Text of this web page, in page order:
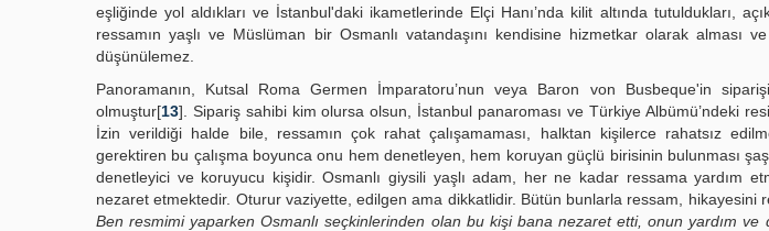
eşliğinde yol aldıkları ve İstanbul'daki ikametlerinde Elçi Hanı’nda kilit altında tutuldukları,
ressamın yaşlı ve Müslüman bir Osmanlı vatandaşını kendisine hizmetkar olarak alması
düşünülemez.
Panoramanın, Kutsal Roma Germen İmparatoru’nun veya Baron von Busbeque'in siparişi
olmuştur[13]. Sipariş sahibi kim olursa olsun, İstanbul panaroması ve Türkiye Albümü’ndeki
İzin verildiği halde bile, ressamın çok rahat çalışamaması, halktan kişilerce rahatsız
gerektiren bu çalışma boyunca onu hem denetleyen, hem koruyan güçlü birisinin bulunması
denetleyici ve koruyucu kişidir. Osmanlı giysili yaşlı adam, her ne kadar ressama yardım
nezaret etmektedir. Oturur vaziyette, edilgen ama dikkatlidir. Bütün bunlarla ressam, hikayesini
Ben resmimi yaparken Osmanlı seçkinlerinden olan bu kişi bana nezaret etti, onun yardım ve